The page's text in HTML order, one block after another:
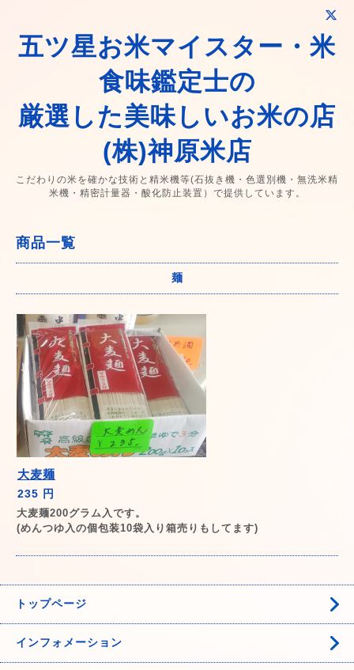
五ツ星お米マイスター・米
食味鑑定士の
厳選した美味しいお米の店
(株)神原米店
こだわりの米を確かな技術と精米機等(石抜き機・色選別機・無洗米精
米機・精密計量器・酸化防止装置）で提供しています。
商品一覧
麺
大麦麺
235 円
大麦麺200グラム入です。
(めんつゆ入の個包装10袋入り箱売りもしてます)
トップページ
インフォメーション